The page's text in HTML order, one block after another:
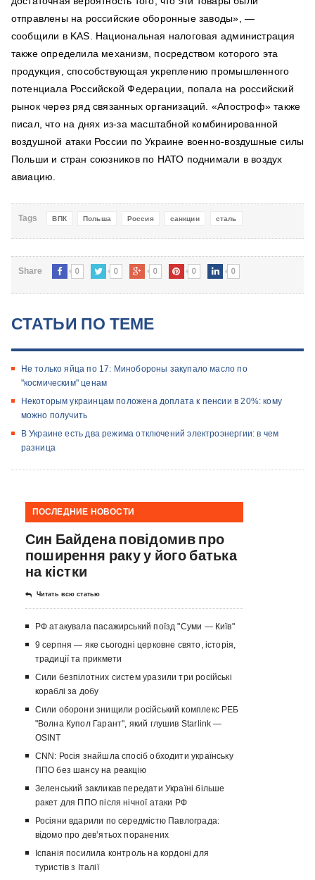
отправлены на российские оборонные заводы», —
сообщили в KAS. Национальная налоговая администрация
также определила механизм, посредством которого эта
продукция, способствующая укреплению промышленного
потенциала Российской Федерации, попала на российский
рынок через ряд связанных организаций. «Апостроф» также
писал, что на днях из-за масштабной комбинированной
воздушной атаки России по Украине военно-воздушные силы
Польши и стран союзников по НАТО поднимали в воздух
авиацию.
Tags ВПК Польша Россия санкции сталь
Share 0 0 0 0 0
СТАТЬИ ПО ТЕМЕ
Не только яйца по 17: Минобороны закупало масло по
"космическим" ценам
Некоторым украинцам положена доплата к пенсии в 20%: кому
можно получить
В Украине есть два режима отключений электроэнергии: в чем
разница
ПОСЛЕДНИЕ НОВОСТИ
Син Байдена повідомив про
поширення раку у його батька
на кістки
Читать всю статью
РФ атакувала пасажирський поїзд "Суми — Київ"
9 серпня — яке сьогодні церковне свято, історія,
традиції та прикмети
Сили безпілотних систем уразили три російські
кораблі за добу
Сили оборони знищили російський комплекс РЕБ
"Волна Купол Гарант", який глушив Starlink —
OSINT
CNN: Росія знайшла спосіб обходити українську
ППО без шансу на реакцію
Зеленський закликав передати Україні більше
ракет для ППО після нічної атаки РФ
Росіяни вдарили по середмістю Павлограда:
відомо про девʼятьох поранених
Іспанія посилила контроль на кордоні для
туристів з Італії